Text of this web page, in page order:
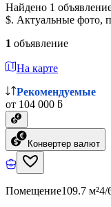
Найдено 1
$. Актуальные фото,
1 объявление
На карте
Рекомендуемые
от 104 000 ƃ
Конвертер валют
Помещение109.7 м²4/